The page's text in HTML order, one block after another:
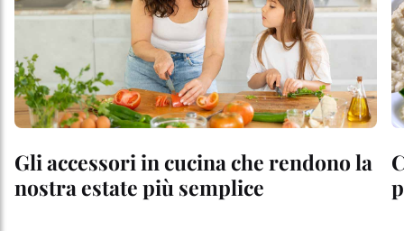
Gli accessori in cucina che rendono la
nostra estate più semplice